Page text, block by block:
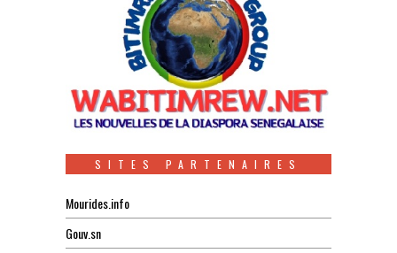
SITES PARTENAIRES
Mourides.info
Gouv.sn